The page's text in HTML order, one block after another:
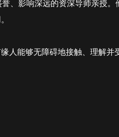
、影响深远的资深导师亲授
人能够无障碍地接触、理解并